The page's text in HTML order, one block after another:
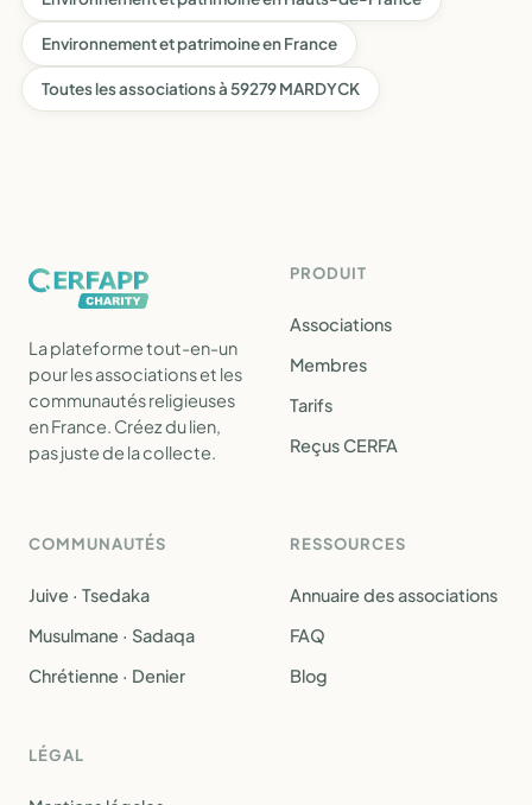
Environnement et patrimoine en France
Toutes les associations à 59279 MARDYCK
La plateforme tout-en-un
pour les associations et les
communautés religieuses
en France. Créez du lien,
pas juste de la collecte.
PRODUIT
Associations
Membres
Tarifs
Reçus CERFA
COMMUNAUTÉS
Juive · Tsedaka
Musulmane · Sadaqa
Chrétienne · Denier
RESSOURCES
Annuaire des associations
FAQ
Blog
LÉGAL